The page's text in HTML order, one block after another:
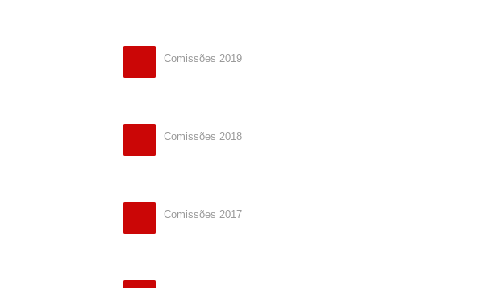
Comissões 2019
Comissões 2018
Comissões 2017